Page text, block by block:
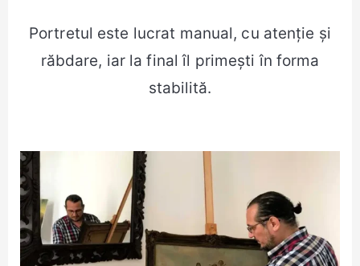
Portretul este lucrat manual, cu atenție și
răbdare, iar la final îl primești în forma
stabilită.